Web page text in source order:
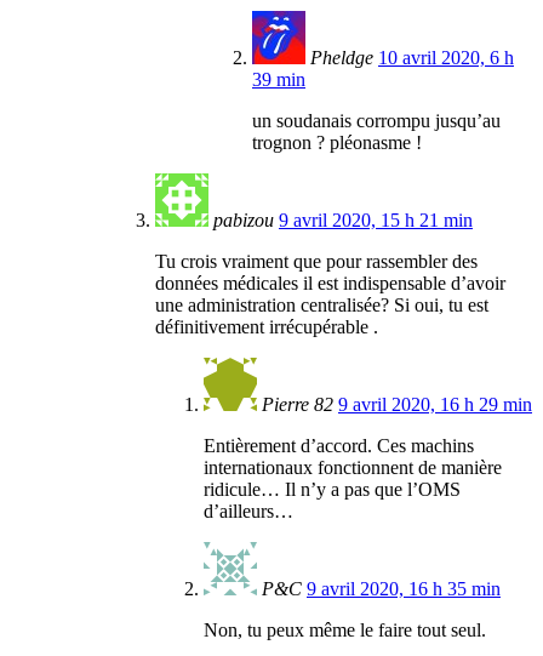
Pheldge 10 avril 2020, 6 h
39 min
un soudanais corrompu jusqu’au
trognon ? pléonasme !
pabizou 9 avril 2020, 15 h 21 min
Tu crois vraiment que pour rassembler des
données médicales il est indispensable d’avoir
une administration centralisée? Si oui, tu est
définitivement irrécupérable .
Pierre 82 9 avril 2020, 16 h 29 min
Entièrement d’accord. Ces machins
internationaux fonctionnent de manière
ridicule… Il n’y a pas que l’OMS
d’ailleurs…
P&C 9 avril 2020, 16 h 35 min
Non, tu peux même le faire tout seul.